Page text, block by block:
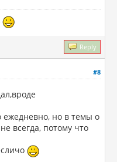
Reply
#8
но в темы о
всегда, потому что